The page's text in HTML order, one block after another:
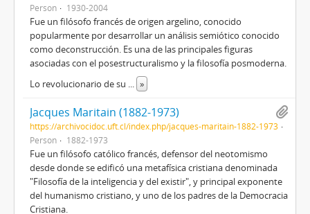
Person
1930-2004
Fue un filósofo francés de origen argelino, conocido
popularmente por desarrollar un análisis semiótico conocido
como deconstrucción. Es una de las principales figuras
asociadas con el posestructuralismo y la filosofía posmoderna.
Lo revolucionario de su ... »
Jacques Maritain (1882-1973)
https://archivocidoc.uft.cl/index.php/jacques-maritain-1882-1973
Person
1882-1973
Fue un filósofo católico francés, defensor del neotomismo
desde donde se edificó una metafísica cristiana denominada
"Filosofía de la inteligencia y del existir", y principal exponente
del humanismo cristiano, y uno de los padres de la Democracia
Cristiana.